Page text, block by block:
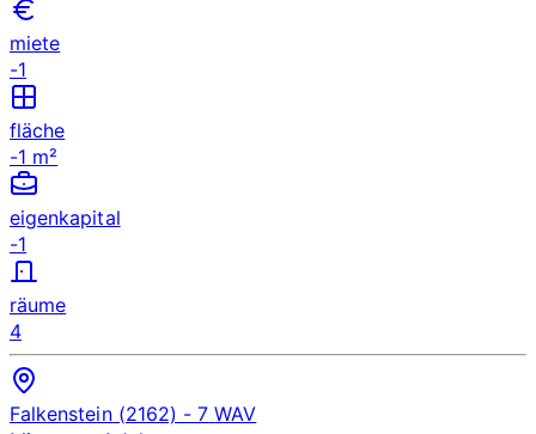
miete
-1
fläche
-1 m²
eigenkapital
-1
räume
4
Falkenstein (2162) - 7 WAV